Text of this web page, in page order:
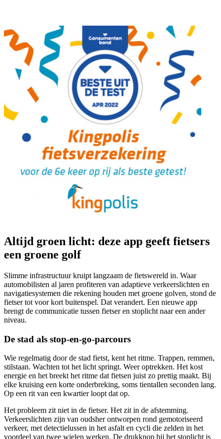
Altijd groen licht: deze app geeft fietsers
een groene golf
Slimme infrastructuur kruipt langzaam de fietswereld in. Waar
automobilisten al jaren profiteren van adaptieve verkeerslichten en
navigatiesystemen die rekening houden met groene golven, stond de
fietser tot voor kort buitenspel. Dat verandert. Een nieuwe app
brengt de communicatie tussen fietser en stoplicht naar een ander
niveau.
De stad als stop-en-go-parcours
Wie regelmatig door de stad fietst, kent het ritme. Trappen, remmen,
stilstaan. Wachten tot het licht springt. Weer optrekken. Het kost
energie en het breekt het ritme dat fietsen juist zo prettig maakt. Bij
elke kruising een korte onderbreking, soms tientallen seconden lang.
Op een rit van een kwartier loopt dat op.
Het probleem zit niet in de fietser. Het zit in de afstemming.
Verkeerslichten zijn van oudsher ontworpen rond gemotoriseerd
verkeer, met detectielussen in het asfalt en cycli die zelden in het
voordeel van twee wielen werken. De drukknop bij het stoplicht is